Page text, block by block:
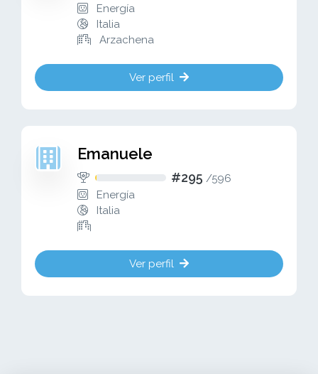
Energía
Italia
Arzachena
Ver perfil
Emanuele
#295 /596
Energía
Italia
Ver perfil